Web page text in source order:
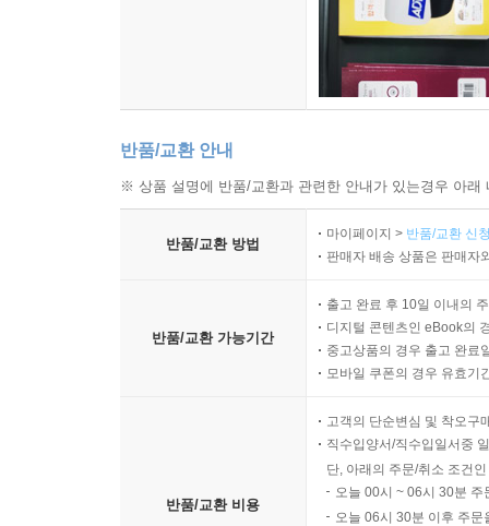
반품/교환 안내
※ 상품 설명에 반품/교환과 관련한 안내가 있는경우 아
반품/교환 방법
마이페이지 > 반품/교환 신
판매자 배송 상품은 판매자
반품/교환 가능기간
출고 완료 후 10일 이내의
디지털 콘텐츠인 eBook의
중고상품의 경우 출고 완료
모바일 쿠폰의 경우 유효기
반품/교환 비용
고객의 단순변심 및 착오구
직수입양서/직수입일서중
단, 아래의 주문/취소 조건
오늘 00시 ~ 06시 30분
오늘 06시 30분 이후 주